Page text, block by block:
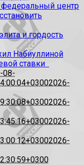
центр
и гордость
Набиуллиной
ставки
08-
2026-
2026-
2026-
2026-